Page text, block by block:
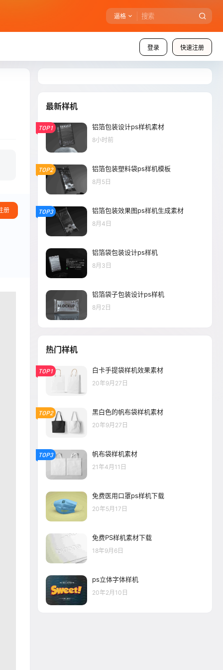
逼格
登录 快速注册
册
最新样机
TOP1 铝箔包装设计ps样机素材
8小时前
TOP2 铝箔包装塑料袋ps样机模板
8月5日
TOP3 铝箔包装效果图ps样机生成素材
8月4日
铝箔袋包装设计ps样机
8月3日
铝箔袋子包装设计ps样机
8月2日
热门样机
TOP1 白卡手提袋样机效果素材
20年9月27日
TOP2 黑白色的帆布袋样机素材
20年9月27日
TOP3 帆布袋样机素材
21年4月11日
免费医用口罩ps样机下载
20年5月17日
免费PS样机素材下载
18年9月6日
ps立体字体样机
20年2月10日